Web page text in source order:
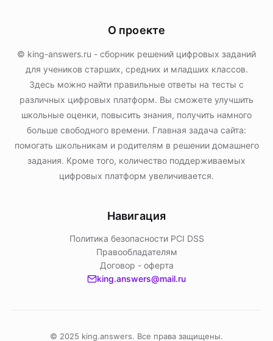
О проекте
© king-answers.ru - сборник решений цифровых заданий
для учеников старших, средних и младших классов.
Здесь можно найти правильные ответы на тесты с
различных цифровых платформ. Вы сможете улучшить
школьные оценки, повысить знания, получить намного
больше свободного времени. Главная задача сайта:
помогать школьникам и родителям в решении домашнего
задания. Кроме того, количество поддерживаемых
цифровых платформ увеличивается.
Навигация
Политика безопасности PСI DSS
Правообладателям
Договор - оферта
king.answers@mail.ru
© 2025 king.answers. Все права защищены.